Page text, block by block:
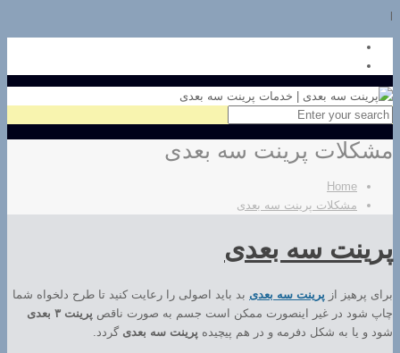
مشکلات پرینت سه بعدی
Home
مشکلات پرینت سه بعدی
پرینت سه بعدی
برای پرهیز از پرینت سه بعدی بد باید اصولی را رعایت کنید تا طرح دلخواه شما
چاپ شود در غیر اینصورت ممکن است جسم به صورت ناقص پرینت ۳ بعدی
شود و یا به شکل دفرمه و در هم پیچیده پرینت سه بعدی گردد.